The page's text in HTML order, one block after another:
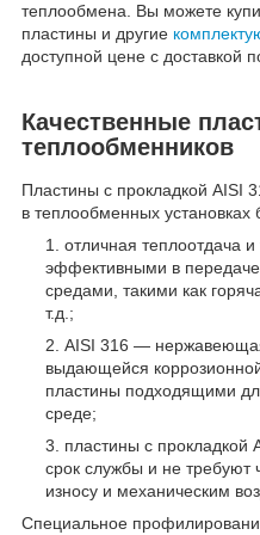
теплообмена. Вы можете
пластины и другие
доступной цене с доставкой
Качественные
теплообменников
Пластины с прокладкой AISI
в теплообменных установках
отличная теплоотдача
эффективными в
средами, такими как
т.д.;
AISI 316 —
выдающейся
пластины подходящими
среде;
пластины с прокладкой
срок службы и не требуют
износу и механическим
Специальное